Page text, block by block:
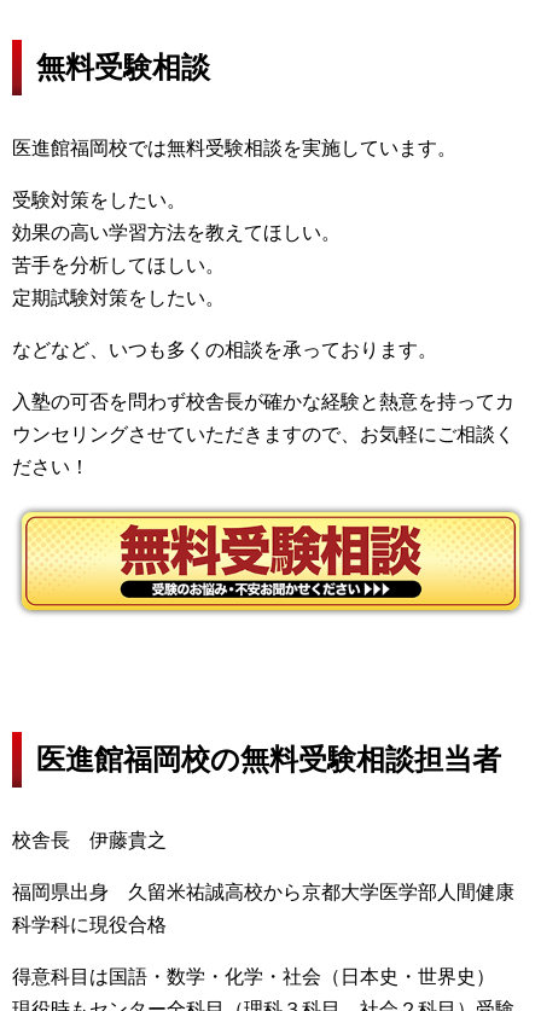
無料受験相談
医進館福岡校では無料受験相談を実施しています。
受験対策をしたい。
効果の高い学習方法を教えてほしい。
苦手を分析してほしい。
定期試験対策をしたい。
などなど、いつも多くの相談を承っております。
入塾の可否を問わず校舎長が確かな経験と熱意を持ってカ
ウンセリングさせていただきますので、お気軽にご相談く
ださい！
医進館福岡校の無料受験相談担当者
校舎長 伊藤貴之
福岡県出身 久留米祐誠高校から京都大学医学部人間健康
科学科に現役合格
得意科目は国語・数学・化学・社会（日本史・世界史）